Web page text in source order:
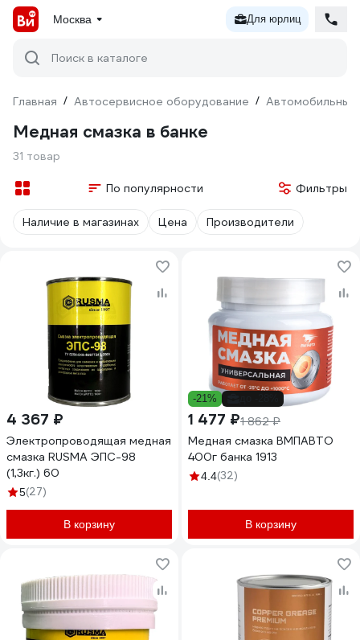
Москва Для юрлиц
Поиск в каталоге
Главная / Автосервисное оборудование / Автомобильные
Медная смазка в банке
31 товар
По популярности Фильтры
Наличие в магазинах Цена Производители
4 367 ₽
Электропроводящая медная
смазка RUSMA ЭПС-98
(1,3кг.) 60
5(27)
В корзину
-21%
1 477 ₽1 862 ₽
Медная смазка ВМПАВТО
400г банка 1913
4.4(32)
В корзину